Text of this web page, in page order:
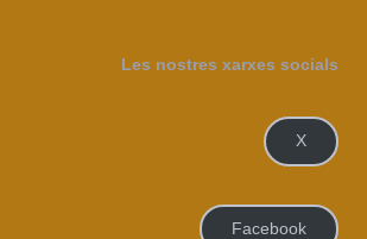
Les nostres xarxes socials
X
Facebook